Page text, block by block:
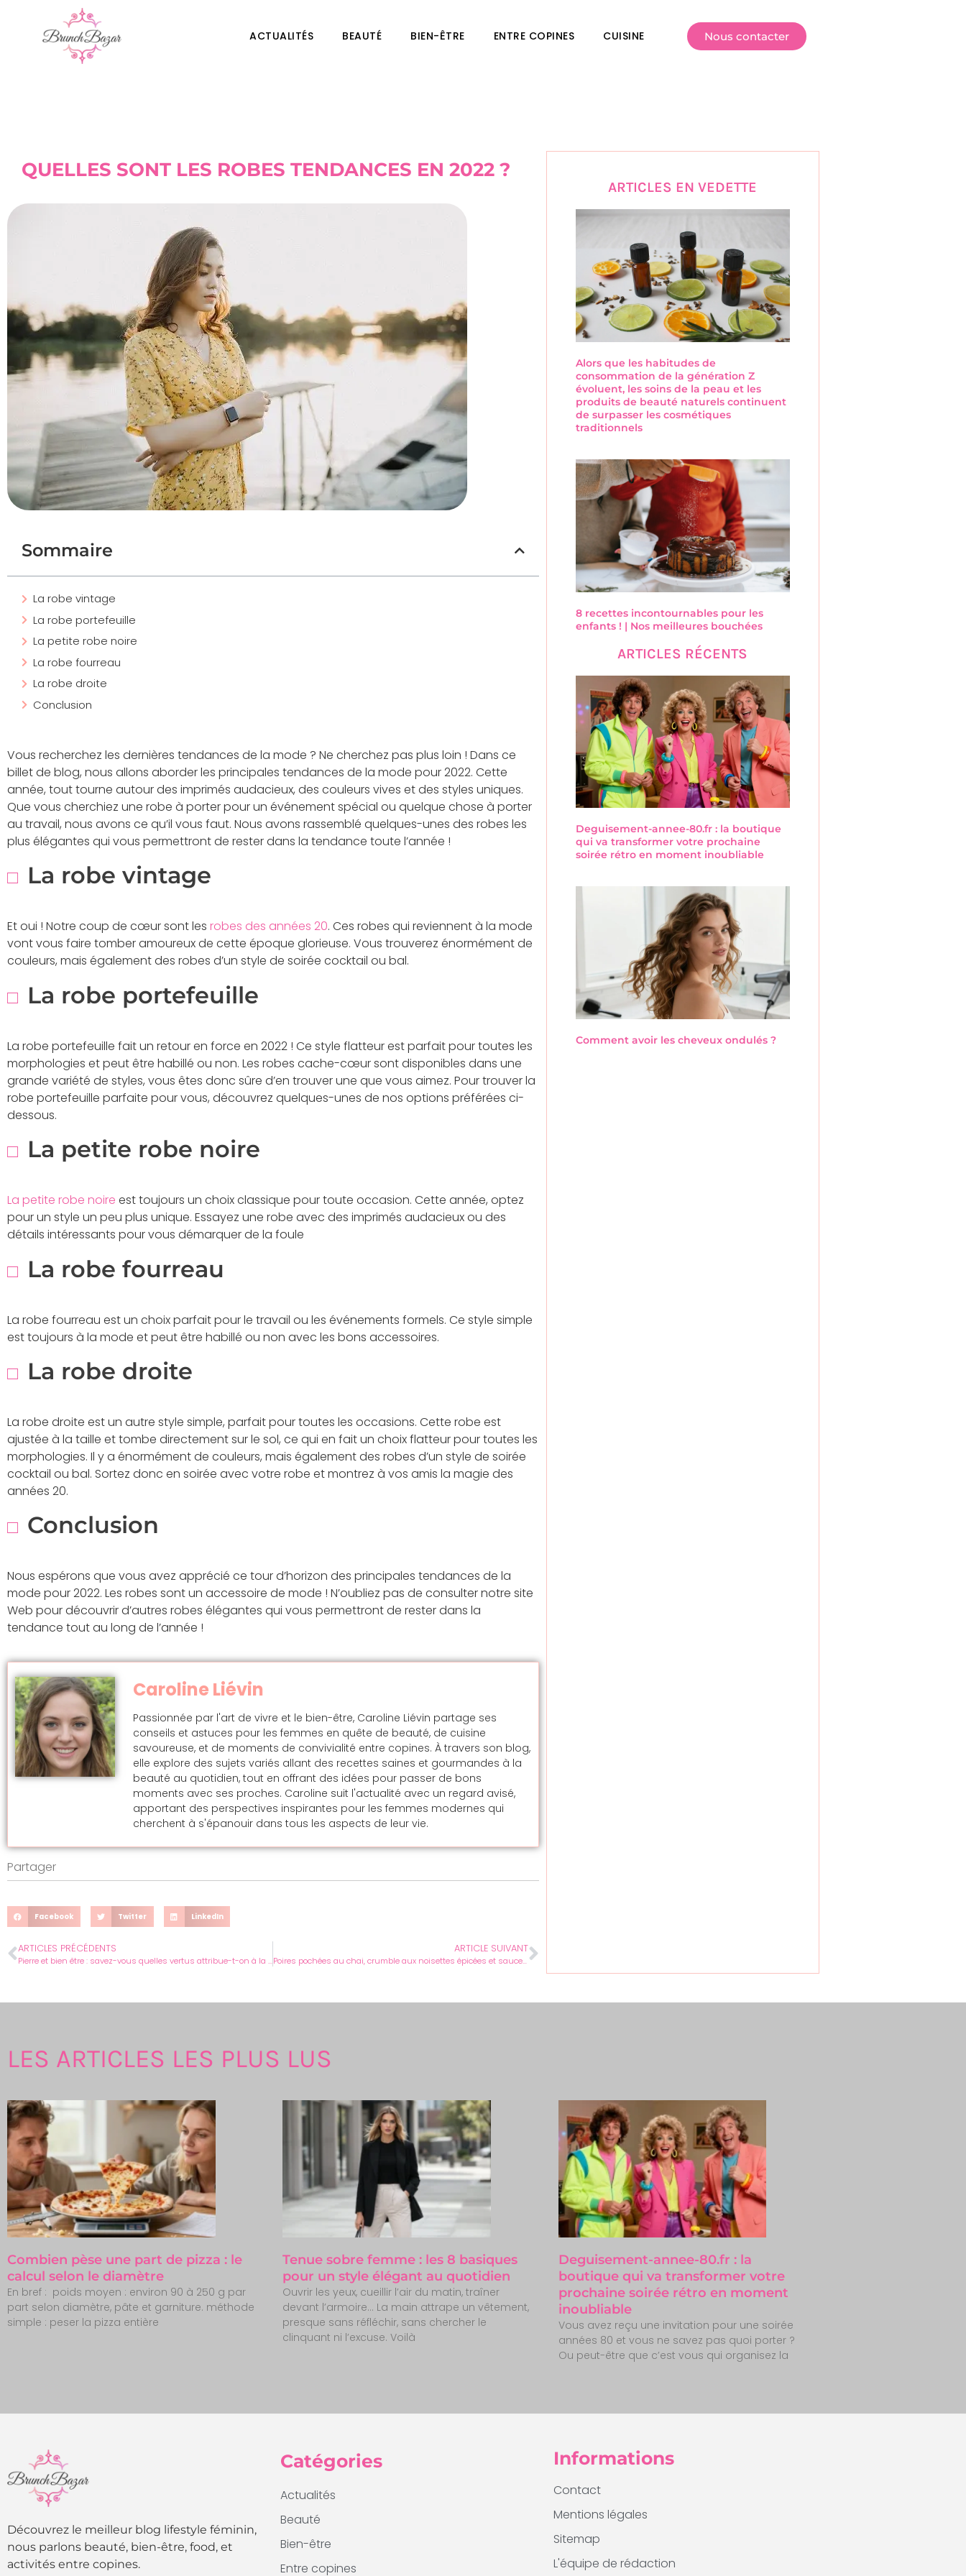
ACTUALITÉS BEAUTÉ BIEN-ÊTRE ENTRE COPINES CUISINE Nous contacter
QUELLES SONT LES ROBES TENDANCES EN 2022 ?
Sommaire
La robe vintage
La robe portefeuille
La petite robe noire
La robe fourreau
La robe droite
Conclusion
Vous recherchez les dernières tendances de la mode ? Ne cherchez pas plus loin ! Dans ce
billet de blog, nous allons aborder les principales tendances de la mode pour 2022. Cette
année, tout tourne autour des imprimés audacieux, des couleurs vives et des styles uniques.
Que vous cherchiez une robe à porter pour un événement spécial ou quelque chose à porter
au travail, nous avons ce qu’il vous faut. Nous avons rassemblé quelques-unes des robes les
plus élégantes qui vous permettront de rester dans la tendance toute l’année !
La robe vintage
Et oui ! Notre coup de cœur sont les robes des années 20. Ces robes qui reviennent à la mode
vont vous faire tomber amoureux de cette époque glorieuse. Vous trouverez énormément de
couleurs, mais également des robes d’un style de soirée cocktail ou bal.
La robe portefeuille
La robe portefeuille fait un retour en force en 2022 ! Ce style flatteur est parfait pour toutes les
morphologies et peut être habillé ou non. Les robes cache-cœur sont disponibles dans une
grande variété de styles, vous êtes donc sûre d’en trouver une que vous aimez. Pour trouver la
robe portefeuille parfaite pour vous, découvrez quelques-unes de nos options préférées ci-
dessous.
La petite robe noire
La petite robe noire est toujours un choix classique pour toute occasion. Cette année, optez
pour un style un peu plus unique. Essayez une robe avec des imprimés audacieux ou des
détails intéressants pour vous démarquer de la foule
La robe fourreau
La robe fourreau est un choix parfait pour le travail ou les événements formels. Ce style simple
est toujours à la mode et peut être habillé ou non avec les bons accessoires.
La robe droite
La robe droite est un autre style simple, parfait pour toutes les occasions. Cette robe est
ajustée à la taille et tombe directement sur le sol, ce qui en fait un choix flatteur pour toutes les
morphologies. Il y a énormément de couleurs, mais également des robes d’un style de soirée
cocktail ou bal. Sortez donc en soirée avec votre robe et montrez à vos amis la magie des
années 20.
Conclusion
Nous espérons que vous avez apprécié ce tour d’horizon des principales tendances de la
mode pour 2022. Les robes sont un accessoire de mode ! N’oubliez pas de consulter notre site
Web pour découvrir d’autres robes élégantes qui vous permettront de rester dans la
tendance tout au long de l’année !
Caroline Liévin
Passionnée par l'art de vivre et le bien-être, Caroline Liévin partage ses
conseils et astuces pour les femmes en quête de beauté, de cuisine
savoureuse, et de moments de convivialité entre copines. À travers son blog,
elle explore des sujets variés allant des recettes saines et gourmandes à la
beauté au quotidien, tout en offrant des idées pour passer de bons
moments avec ses proches. Caroline suit l'actualité avec un regard avisé,
apportant des perspectives inspirantes pour les femmes modernes qui
cherchent à s'épanouir dans tous les aspects de leur vie.
Partager
Facebook Twitter LinkedIn
ARTICLES PRÉCÉDENTS
Pierre et bien être : savez-vous quelles vertus attribue-t-on à la pierre de lune ?
ARTICLE SUIVANT
Poires pochées au chai, crumble aux noisettes épicées et sauce au caramel
ARTICLES EN VEDETTE
Alors que les habitudes de
consommation de la génération Z
évoluent, les soins de la peau et les
produits de beauté naturels continuent
de surpasser les cosmétiques
traditionnels
8 recettes incontournables pour les
enfants ! | Nos meilleures bouchées
ARTICLES RÉCENTS
Deguisement-annee-80.fr : la boutique
qui va transformer votre prochaine
soirée rétro en moment inoubliable
Comment avoir les cheveux ondulés ?
LES ARTICLES LES PLUS LUS
Combien pèse une part de pizza : le
calcul selon le diamètre
En bref : poids moyen : environ 90 à 250 g par
part selon diamètre, pâte et garniture. méthode
simple : peser la pizza entière
Tenue sobre femme : les 8 basiques
pour un style élégant au quotidien
Ouvrir les yeux, cueillir l’air du matin, traîner
devant l’armoire… La main attrape un vêtement,
presque sans réfléchir, sans chercher le
clinquant ni l’excuse. Voilà
Deguisement-annee-80.fr : la
boutique qui va transformer votre
prochaine soirée rétro en moment
inoubliable
Vous avez reçu une invitation pour une soirée
années 80 et vous ne savez pas quoi porter ?
Ou peut-être que c’est vous qui organisez la
Découvrez le meilleur blog lifestyle féminin,
nous parlons beauté, bien-être, food, et
activités entre copines.
Catégories
Actualités
Beauté
Bien-être
Entre copines
Informations
Contact
Mentions légales
Sitemap
L'équipe de rédaction